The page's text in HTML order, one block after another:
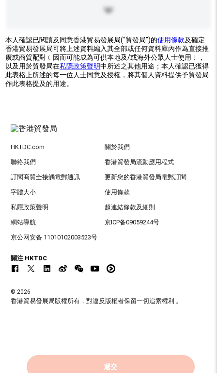
本人確認已閱讀及同意香港貿易發展局(“貿發局”)的使用條款及確定
香港貿易發展局可將上述資料編入其全部或任何資料庫內作為直接推
廣或商貿配對﹝因而可能成為可供本地及/或海外公眾人士使用﹞，
以及用於貿發局在私隱政策聲明中所述之其他用途；本人確認已獲得
此表格上所述的每一位人士同意及授權，將其個人資料提供予貿發局
作此表格提及的用途。
遞交
HKTDC.com 關於我們
聯絡我們 香港貿發局流動應用程式
訂閱商貿全接觸電郵通訊 更新您的香港貿發局電郵訂閱
字體大小 使用條款
私隱政策聲明 超連結條款及細則
網站導航 京ICP备09059244号
京公网安备 11010102003523号
關注 HKTDC
© 2026
香港貿易發展局版權所有，對違反版權者保留一切追索權利 。